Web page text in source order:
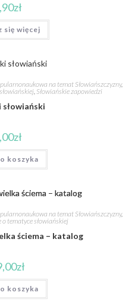
zł
się więcej
na temat Słowiańszczyzny,
, Słowiańskie zapowiedzi
słowiański
zł
koszyka
na temat Słowiańszczyzny,
tematyce słowiańskiej
ściema – katalog
zł
koszyka